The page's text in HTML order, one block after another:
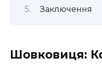
Заключення
Шовковиця: